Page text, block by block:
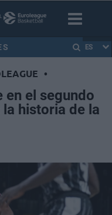
ES
•
en el segundo
historia de la